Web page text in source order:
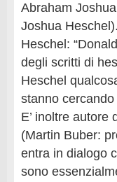
Abraham
Joshua
Heschel:
degli scritti di
Heschel
stanno cercando
E’ inoltre autore
(Martin Buber:
entra in dialogo
sono